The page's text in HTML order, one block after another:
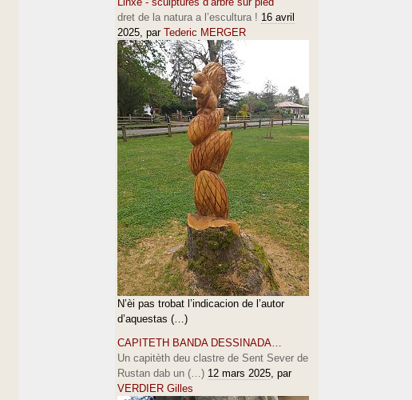
dret de la natura a l’escultura ! 16 avril
2025, par Tederic MERGER
N’èi pas trobat l’indicacion de l’autor
d’aquestas (…)
CAPITETH BANDA DESSINADA…
Un capitèth deu clastre de Sent Sever de
Rustan dab un (…) 12 mars 2025, par
VERDIER Gilles